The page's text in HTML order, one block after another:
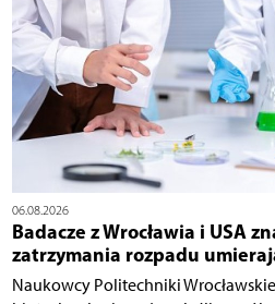
06.08.2026
Badacze z Wrocławia i USA
zatrzymania rozpadu
Naukowcy Politechniki